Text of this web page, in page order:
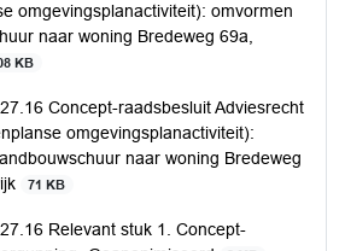
omgevingsplanactiviteit): omvormen
naar woning Bredeweg 69a,
KB
Concept-raadsbesluit Adviesrecht
omgevingsplanactiviteit):
naar woning Bredeweg
71 KB
Relevant stuk 1. Concept-